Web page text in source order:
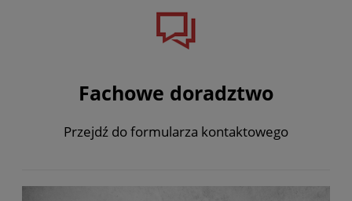
Fachowe doradztwo
Przejdź do formularza kontaktowego